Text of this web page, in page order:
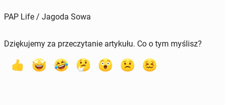
PAP Life / Jagoda Sowa
Dziękujemy za przeczytanie artykułu. Co o tym myślisz?